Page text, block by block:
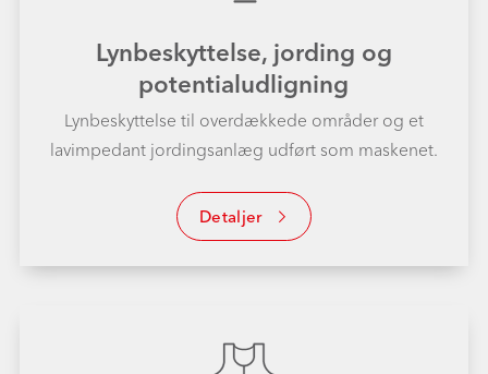
Lynbeskyttelse, jording og
potentialudligning
Lynbeskyttelse til overdækkede områder og et
lavimpedant jordingsanlæg udført som maskenet.
Detaljer